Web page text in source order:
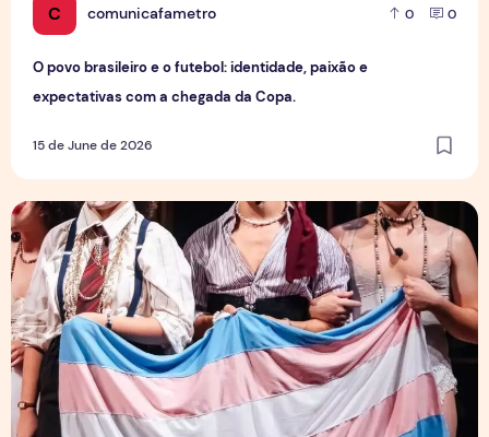
C comunicafametro 0 0
O povo brasileiro e o futebol: identidade, paixão e
expectativas com a chegada da Copa.
15 de June de 2026
Entre palcos e invisibilidade: Artistas trans em Manaus